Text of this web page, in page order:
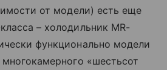
от модели) есть еще
– холодильник MR-
функционально модели
«шестьсот